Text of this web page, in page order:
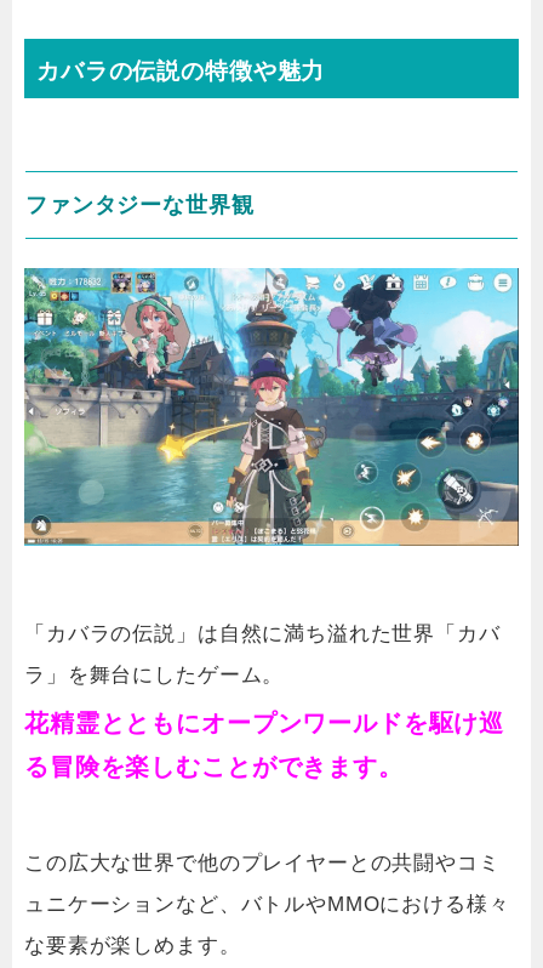
カバラの伝説の特徴や魅力
ファンタジーな世界観
「カバラの伝説」は自然に満ち溢れた世界「カバ
ラ」を舞台にしたゲーム。
花精霊とともにオープンワールドを駆け巡
る冒険を楽しむことができます。
この広大な世界で他のプレイヤーとの共闘やコミ
ュニケーションなど、バトルやMMOにおける様々
な要素が楽しめます。